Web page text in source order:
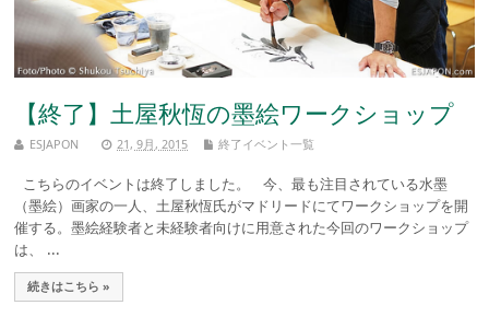
【終了】土屋秋恆の墨絵ワークショップ
ESJAPON 21, 9月, 2015 終了イベント一覧
こちらのイベントは終了しました。 今、最も注目されている水墨
（墨絵）画家の一人、土屋秋恆氏がマドリードにてワークショップを開
催する。墨絵経験者と未経験者向けに用意された今回のワークショップ
は、 ...
続きはこちら »